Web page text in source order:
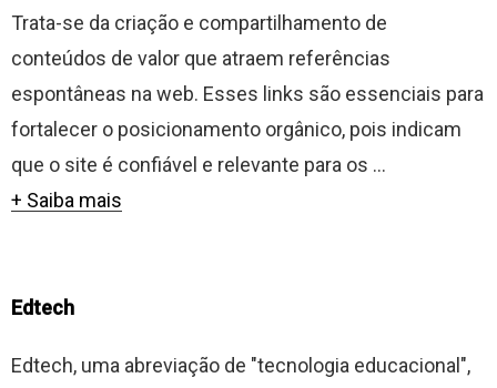
Trata-se da criação e compartilhamento de
conteúdos de valor que atraem referências
espontâneas na web. Esses links são essenciais para
fortalecer o posicionamento orgânico, pois indicam
que o site é confiável e relevante para os ...
+ Saiba mais
Edtech
Edtech, uma abreviação de "tecnologia educacional",